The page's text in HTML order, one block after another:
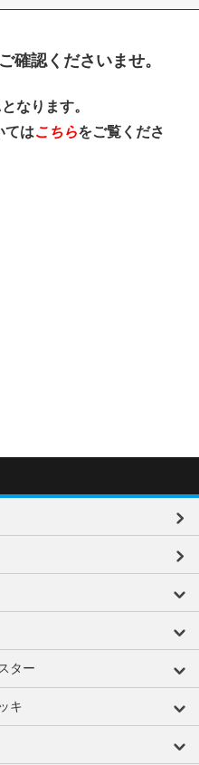
確認くださいませ。
なります。
てはこちらをご覧くださ
ター
キ